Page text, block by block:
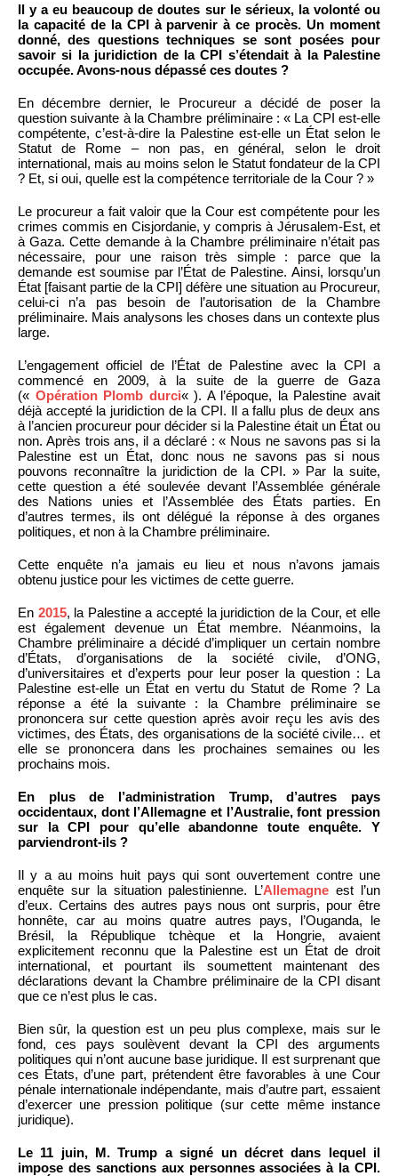
Il y a eu beaucoup de doutes sur le sérieux, la volonté ou
la capacité de la CPI à parvenir à ce procès. Un moment
donné, des questions techniques se sont posées pour
savoir si la juridiction de la CPI s’étendait à la Palestine
occupée. Avons-nous dépassé ces doutes ?
En décembre dernier, le Procureur a décidé de poser la
question suivante à la Chambre préliminaire : « La CPI est-elle
compétente, c’est-à-dire la Palestine est-elle un État selon le
Statut de Rome – non pas, en général, selon le droit
international, mais au moins selon le Statut fondateur de la CPI
? Et, si oui, quelle est la compétence territoriale de la Cour ? »
Le procureur a fait valoir que la Cour est compétente pour les
crimes commis en Cisjordanie, y compris à Jérusalem-Est, et
à Gaza. Cette demande à la Chambre préliminaire n’était pas
nécessaire, pour une raison très simple : parce que la
demande est soumise par l’État de Palestine. Ainsi, lorsqu’un
État [faisant partie de la CPI] défère une situation au Procureur,
celui-ci n’a pas besoin de l’autorisation de la Chambre
préliminaire. Mais analysons les choses dans un contexte plus
large.
L’engagement officiel de l’État de Palestine avec la CPI a
commencé en 2009, à la suite de la guerre de Gaza
(« Opération Plomb durci« ). A l’époque, la Palestine avait
déjà accepté la juridiction de la CPI. Il a fallu plus de deux ans
à l’ancien procureur pour décider si la Palestine était un État ou
non. Après trois ans, il a déclaré : « Nous ne savons pas si la
Palestine est un État, donc nous ne savons pas si nous
pouvons reconnaître la juridiction de la CPI. » Par la suite,
cette question a été soulevée devant l’Assemblée générale
des Nations unies et l’Assemblée des États parties. En
d’autres termes, ils ont délégué la réponse à des organes
politiques, et non à la Chambre préliminaire.
Cette enquête n’a jamais eu lieu et nous n’avons jamais
obtenu justice pour les victimes de cette guerre.
En 2015, la Palestine a accepté la juridiction de la Cour, et elle
est également devenue un État membre. Néanmoins, la
Chambre préliminaire a décidé d’impliquer un certain nombre
d’États, d’organisations de la société civile, d’ONG,
d’universitaires et d’experts pour leur poser la question : La
Palestine est-elle un État en vertu du Statut de Rome ? La
réponse a été la suivante : la Chambre préliminaire se
prononcera sur cette question après avoir reçu les avis des
victimes, des États, des organisations de la société civile… et
elle se prononcera dans les prochaines semaines ou les
prochains mois.
En plus de l’administration Trump, d’autres pays
occidentaux, dont l’Allemagne et l’Australie, font pression
sur la CPI pour qu’elle abandonne toute enquête. Y
parviendront-ils ?
Il y a au moins huit pays qui sont ouvertement contre une
enquête sur la situation palestinienne. L’Allemagne est l’un
d’eux. Certains des autres pays nous ont surpris, pour être
honnête, car au moins quatre autres pays, l’Ouganda, le
Brésil, la République tchèque et la Hongrie, avaient
explicitement reconnu que la Palestine est un État de droit
international, et pourtant ils soumettent maintenant des
déclarations devant la Chambre préliminaire de la CPI disant
que ce n’est plus le cas.
Bien sûr, la question est un peu plus complexe, mais sur le
fond, ces pays soulèvent devant la CPI des arguments
politiques qui n’ont aucune base juridique. Il est surprenant que
ces États, d’une part, prétendent être favorables à une Cour
pénale internationale indépendante, mais d’autre part, essaient
d’exercer une pression politique (sur cette même instance
juridique).
Le 11 juin, M. Trump a signé un décret dans lequel il
impose des sanctions aux personnes associées à la CPI.